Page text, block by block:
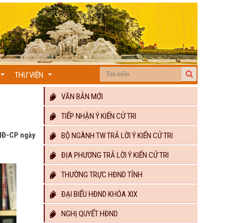
...
THƯ VIỆN
...
CP ngày
VĂN BẢN MỚI
TIẾP NHẬN Ý KIẾN CỬ TRI
BỘ NGÀNH TW TRẢ LỜI Ý KIẾN CỬ TRI
ĐỊA PHƯƠNG TRẢ LỜI Ý KIẾN CỬ TRI
THƯỜNG TRỰC HĐND TỈNH
ĐẠI BIỂU HĐND KHÓA XIX
NGHỊ QUYẾT HĐND